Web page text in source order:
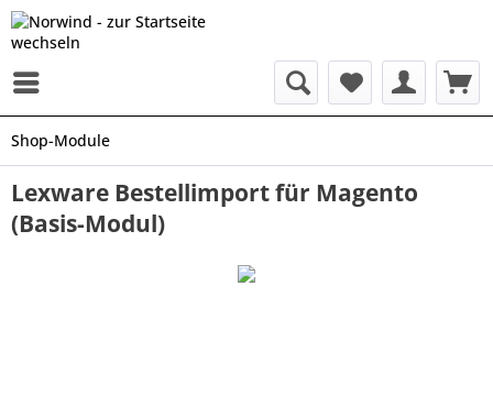
Shop-Module
Lexware Bestellimport für Magento
(Basis-Modul)